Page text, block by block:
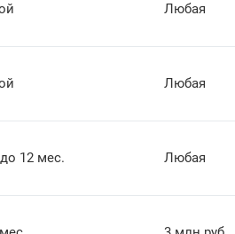
Любая
Любая
12 мес. Любая